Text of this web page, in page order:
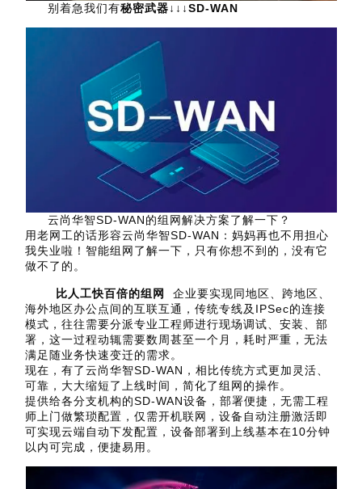
别着急我们有秘密武器↓↓↓SD-WAN
云尚华智SD-WAN的组网解决方案了解一下？
用老网工的话形容云尚华智SD-WAN：妈妈再也不用担心
我失业啦！智能组网了解一下，只有你想不到的，没有它
做不了的。
比人工快百倍的组网企业要实现同地区、跨地区、
海外地区办公点间的互联互通，传统专线及IPSec的连接
模式，往往需要分派专业工程师进行现场调试、安装、部
署，这一过程动辄需要数周甚至一个月，耗时严重，无法
满足随业务快速变迁的需求。
现在，有了云尚华智SD-WAN，相比传统方式更加灵活、
可靠，大大缩短了上线时间，简化了组网的操作。
提供给各分支机构的SD-WAN设备，部署便捷，无需工程
师上门做繁琐配置，仅需开机联网，设备自动注册激活即
可实现云端自动下发配置，设备部署到上线基本在10分钟
以内可完成，便捷易用。